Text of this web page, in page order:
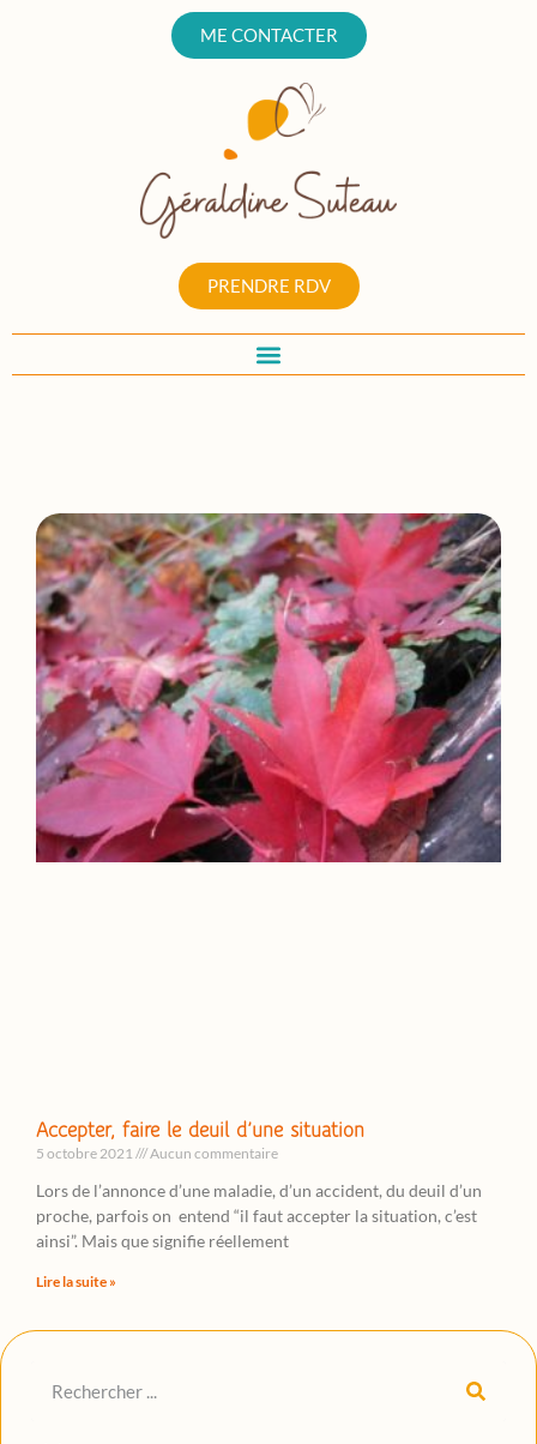
PRENDRE RDV
ME CONTACTER
Accepter, faire le deuil d’une situation
5 octobre 2021 Aucun commentaire
Lors de l’annonce d’une maladie, d’un accident, du deuil d’un
proche, parfois on entend “il faut accepter la situation, c’est
ainsi”. Mais que signifie réellement
Lire la suite »